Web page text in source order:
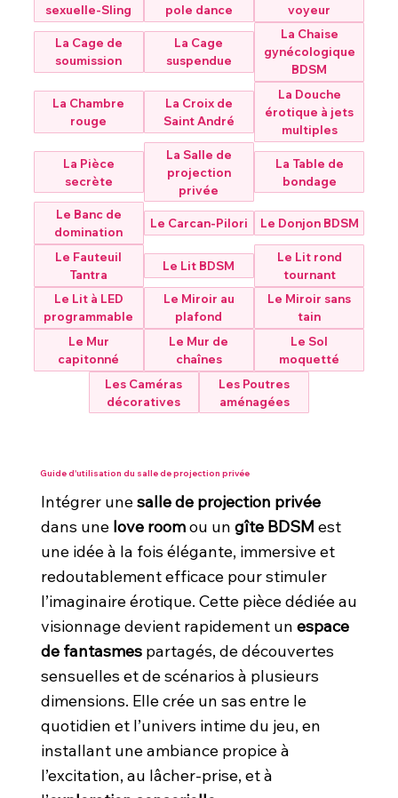
sexuelle-Sling
pole dance
voyeur
La Cage de
soumission
La Cage
suspendue
La Chaise
gynécologique
BDSM
La Chambre
rouge
La Croix de
Saint André
La Douche
érotique à jets
multiples
La Pièce
secrète
La Salle de
projection
privée
La Table de
bondage
Le Banc de
domination
Le Carcan-Pilori Le Donjon BDSM
Le Fauteuil
Tantra
Le Lit BDSM
Le Lit rond
tournant
Le Lit à LED
programmable
Le Miroir au
plafond
Le Miroir sans
tain
Le Mur
capitonné
Le Mur de
chaînes
Le Sol
moquetté
Les Caméras
décoratives
Les Poutres
aménagées
Guide d'utilisation du salle de projection privée
Intégrer unesalle de projection privée
dans une love roomou un gîte BDSM est
une idée à la fois élégante, immersive et
redoutablement efficace pour stimuler
l’imaginaire érotique. Cette pièce dédiée au
visionnage devient rapidement un espace
de fantasmespartagés, de découvertes
sensuelles et de scénarios à plusieurs
dimensions. Elle crée un sas entre le
quotidien et l’univers intime du jeu, en
installant une ambiance propice à
l’excitation, au lâcher-prise, et à